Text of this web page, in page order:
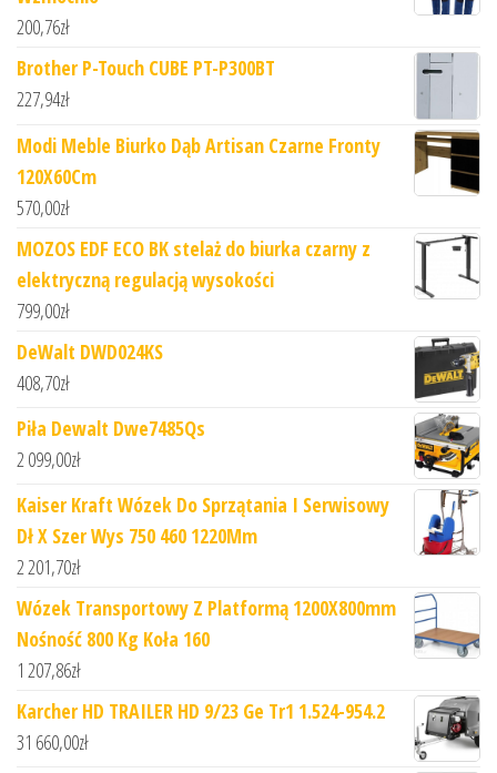
200,76zł
Brother P-Touch CUBE PT-P300BT
227,94zł
Modi Meble Biurko Dąb Artisan Czarne Fronty
120X60Cm
570,00zł
MOZOS EDF ECO BK stelaż do biurka czarny z
elektryczną regulacją wysokości
799,00zł
DeWalt DWD024KS
408,70zł
Piła Dewalt Dwe7485Qs
2 099,00zł
Kaiser Kraft Wózek Do Sprzątania I Serwisowy
Dł X Szer Wys 750 460 1220Mm
2 201,70zł
Wózek Transportowy Z Platformą 1200X800mm
Nośność 800 Kg Koła 160
1 207,86zł
Karcher HD TRAILER HD 9/23 Ge Tr1 1.524-954.2
31 660,00zł